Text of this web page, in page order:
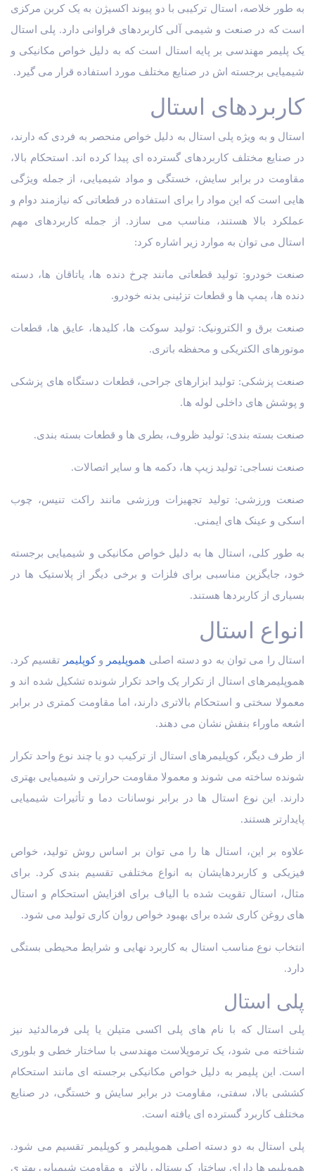
به طور خلاصه، استال ترکیبی با دو پیوند اکسیژن به یک کربن مرکزی
است که در صنعت و شیمی آلی کاربردهای فراوانی دارد. پلی استال
یک پلیمر مهندسی بر پایه استال است که به دلیل خواص مکانیکی و
شیمیایی برجسته اش در صنایع مختلف مورد استفاده قرار می گیرد.
کاربردهای استال
استال و به ویژه پلی استال به دلیل خواص منحصر به فردی که دارند،
در صنایع مختلف کاربردهای گسترده ای پیدا کرده اند. استحکام بالا،
مقاومت در برابر سایش، خستگی و مواد شیمیایی، از جمله ویژگی
هایی است که این مواد را برای استفاده در قطعاتی که نیازمند دوام و
عملکرد بالا هستند، مناسب می سازد. از جمله کاربردهای مهم
استال می توان به موارد زیر اشاره کرد:
صنعت خودرو: تولید قطعاتی مانند چرخ دنده ها، یاتاقان ها، دسته
دنده ها، پمپ ها و قطعات تزئینی بدنه خودرو.
صنعت برق و الکترونیک: تولید سوکت ها، کلیدها، عایق ها، قطعات
موتورهای الکتریکی و محفظه باتری.
صنعت پزشکی: تولید ابزارهای جراحی، قطعات دستگاه های پزشکی
و پوشش های داخلی لوله ها.
صنعت بسته بندی: تولید ظروف، بطری ها و قطعات بسته بندی.
صنعت نساجی: تولید زیپ ها، دکمه ها و سایر اتصالات.
صنعت ورزشی: تولید تجهیزات ورزشی مانند راکت تنیس، چوب
اسکی و عینک های ایمنی.
به طور کلی، استال ها به دلیل خواص مکانیکی و شیمیایی برجسته
خود، جایگزین مناسبی برای فلزات و برخی دیگر از پلاستیک ها در
بسیاری از کاربردها هستند.
انواع استال
استال را می توان به دو دسته اصلی هموپلیمر وکوپلیمر تقسیم کرد.
هموپلیمرهای استال از تکرار یک واحد تکرار شونده تشکیل شده اند و
معمولا سختی و استحکام بالاتری دارند، اما مقاومت کمتری در برابر
اشعه ماوراء بنفش نشان می دهند.
از طرف دیگر، کوپلیمرهای استال از ترکیب دو یا چند نوع واحد تکرار
شونده ساخته می شوند و معمولا مقاومت حرارتی و شیمیایی بهتری
دارند. این نوع استال ها در برابر نوسانات دما و تأثیرات شیمیایی
پایدارتر هستند.
علاوه بر این، استال ها را می توان بر اساس روش تولید، خواص
فیزیکی و کاربردهایشان به انواع مختلفی تقسیم بندی کرد. برای
مثال، استال تقویت شده با الیاف برای افزایش استحکام و استال
های روغن کاری شده برای بهبود خواص روان کاری تولید می شود.
انتخاب نوع مناسب استال به کاربرد نهایی و شرایط محیطی بستگی
دارد.
پلی استال
پلی استال که با نام های پلی اکسی متیلن یا پلی فرمالدئید نیز
شناخته می شود، یک ترموپلاست مهندسی با ساختار خطی و بلوری
است. این پلیمر به دلیل خواص مکانیکی برجسته ای مانند استحکام
کششی بالا، سفتی، مقاومت در برابر سایش و خستگی، در صنایع
مختلف کاربرد گسترده ای یافته است.
پلی استال به دو دسته اصلی هموپلیمر و کوپلیمر تقسیم می شود.
هموپلیمرها دارای ساختار کریستالی بالاتر و مقاومت شیمیایی بهتری